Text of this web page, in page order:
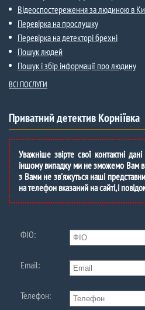
Відеоспостереження за людиною в
Перевірка на прослушку
Перевірка на детекторі брехні
Пошук людей
Пошук і збір інформації про людину
ВСІ ПОСЛУГИ
Приватний детектив Корніївка
Уважніше звірте свої контактні
іншому випадку ми не зможемо Вам
з Вами не зв'яжуться наші
на телефон вказаний на сайті, і
ФIО:
Email:
Телефон: